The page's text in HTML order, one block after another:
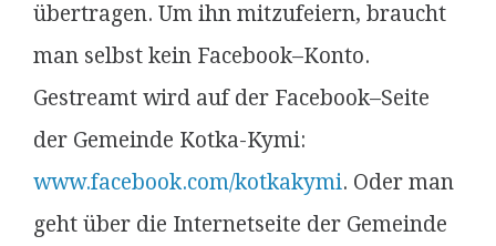
übertragen. Um ihn mitzufeiern, braucht
man selbst kein Facebook–Konto.
Gestreamt wird auf der Facebook–Seite
der Gemeinde Kotka-Kymi:
www.facebook.com/kotkakymi. Oder man
geht über die Internetseite der Gemeinde